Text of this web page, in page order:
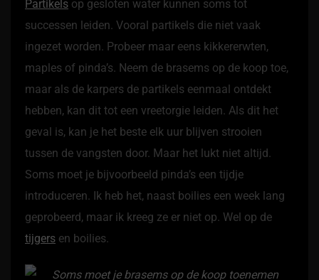
Partikels op gesloten water kunnen soms tot
successen leiden. Vooral partikels die niet vaak
ingezet worden. Probeer maar eens kikkererwten,
maples of pinda’s. Neem de brasems op de koop toe,
maar als de karpers de partikels eenmaal ontdekt
hebben, kan dit tot een vreetorgie leiden. Als dit het
geval is, kan je het beste elk uur blijven strooien
tussen de vangsten door. Maar het lukt niet altijd.
Soms moet je bijvoorbeeld pinda’s een tijdje
introduceren. Ik heb het, naast boilies een week lang
geprobeerd, maar ik kreeg ze er niet op. Wel op de
tijgers en boilies.